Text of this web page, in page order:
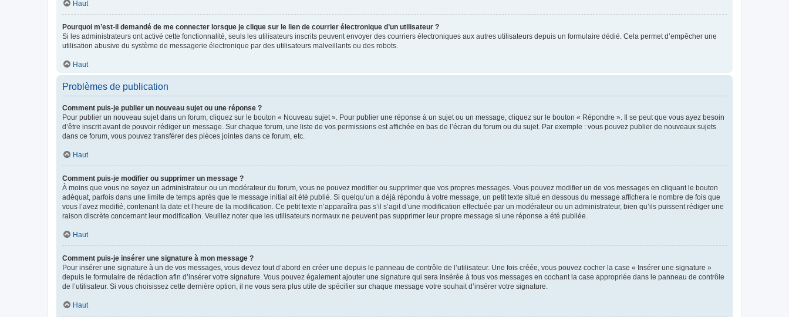
Haut
Pourquoi m’est-il demandé de me connecter lorsque je clique sur le lien de courrier électronique d’un utilisateur ?
Si les administrateurs ont activé cette fonctionnalité, seuls les utilisateurs inscrits peuvent envoyer des courriers électroniques aux autres utilisateurs depuis un formulaire dédié. Cela permet d’empêcher une
utilisation abusive du système de messagerie électronique par des utilisateurs malveillants ou des robots.
Haut
Problèmes de publication
Comment puis-je publier un nouveau sujet ou une réponse ?
Pour publier un nouveau sujet dans un forum, cliquez sur le bouton « Nouveau sujet ». Pour publier une réponse à un sujet ou un message, cliquez sur le bouton « Répondre ». Il se peut que vous ayez besoin
d’être inscrit avant de pouvoir rédiger un message. Sur chaque forum, une liste de vos permissions est affichée en bas de l’écran du forum ou du sujet. Par exemple : vous pouvez publier de nouveaux sujets
dans ce forum, vous pouvez transférer des pièces jointes dans ce forum, etc.
Haut
Comment puis-je modifier ou supprimer un message ?
À moins que vous ne soyez un administrateur ou un modérateur du forum, vous ne pouvez modifier ou supprimer que vos propres messages. Vous pouvez modifier un de vos messages en cliquant le bouton
adéquat, parfois dans une limite de temps après que le message initial ait été publié. Si quelqu’un a déjà répondu à votre message, un petit texte situé en dessous du message affichera le nombre de fois que
vous l’avez modifié, contenant la date et l’heure de la modification. Ce petit texte n’apparaîtra pas s’il s’agit d’une modification effectuée par un modérateur ou un administrateur, bien qu’ils puissent rédiger une
raison discrète concernant leur modification. Veuillez noter que les utilisateurs normaux ne peuvent pas supprimer leur propre message si une réponse a été publiée.
Haut
Comment puis-je insérer une signature à mon message ?
Pour insérer une signature à un de vos messages, vous devez tout d’abord en créer une depuis le panneau de contrôle de l’utilisateur. Une fois créée, vous pouvez cocher la case « Insérer une signature »
depuis le formulaire de rédaction afin d’insérer votre signature. Vous pouvez également ajouter une signature qui sera insérée à tous vos messages en cochant la case appropriée dans le panneau de contrôle
de l’utilisateur. Si vous choisissez cette dernière option, il ne vous sera plus utile de spécifier sur chaque message votre souhait d’insérer votre signature.
Haut